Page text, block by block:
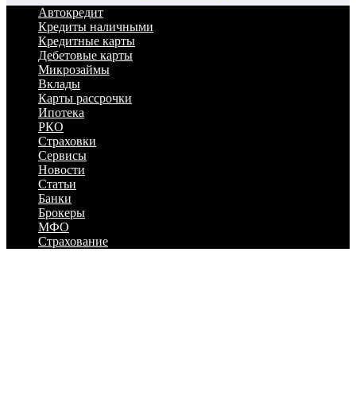
Автокредит
Кредиты наличными
Кредитные карты
Дебетовые карты
Микрозаймы
Вклады
Карты рассрочки
Ипотека
РКО
Страховки
Сервисы
Новости
Статьи
Банки
Брокеры
МФО
Страхование